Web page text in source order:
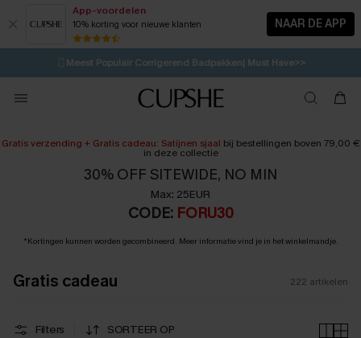
App-voordelen
10% korting voor nieuwe klanten NAAR DE APP
⚡️LAATSTE KANS | Tot 50% korting>>
🩱Meest Populair Corrigerend Badpakken| Must Have>>
💌Abonneer je & ontvang tot 15% korting>>
Koop 3, krijg 15% korting | CODE: SW15
Gratis verzending + Gratis cadeau: Satijnen sjaal bij bestellingen boven 79,00 €
in deze collectie
30% OFF SITEWIDE, NO MIN
Max: 25EUR
CODE: FORU30
*Kortingen kunnen worden gecombineerd. Meer informatie vind je in het winkelmandje.
Gratis cadeau 222 artikelen
Filters SORTEER OP